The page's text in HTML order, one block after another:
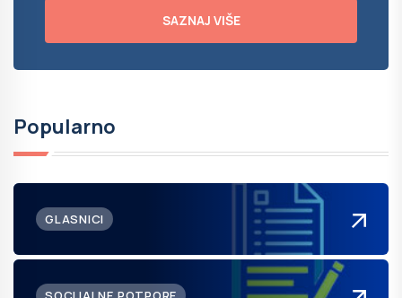
SAZNAJ VIŠE
Popularno
GLASNICI